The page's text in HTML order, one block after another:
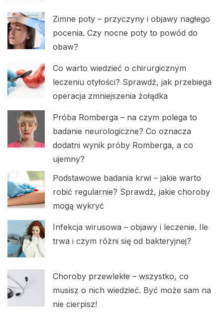
Zimne poty – przyczyny i objawy nagłego
pocenia. Czy nocne poty to powód do
obaw?
Co warto wiedzieć o chirurgicznym
leczeniu otyłości? Sprawdź, jak przebiega
operacja zmniejszenia żołądka
Próba Romberga – na czym polega to
badanie neurologiczne? Co oznacza
dodatni wynik próby Romberga, a co
ujemny?
Podstawowe badania krwi – jakie warto
robić regularnie? Sprawdź, jakie choroby
mogą wykryć
Infekcja wirusowa – objawy i leczenie. Ile
trwa i czym różni się od bakteryjnej?
Choroby przewlekłe – wszystko, co
musisz o nich wiedzieć. Być może sam na
nie cierpisz!